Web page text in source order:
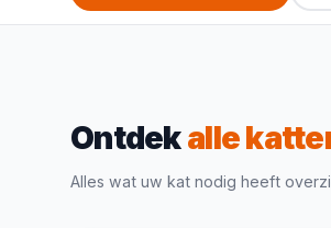
Ontdekalle
Alles wat uw kat nodig heeft